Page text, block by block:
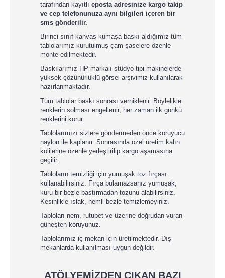
tarafından kayıtlı eposta adresinize kargo takip
ve cep telefonunuza aynı bilgileri içeren bir
sms gönderilir.
Birinci sınıf kanvas kumaşa baskı aldığımız tüm
tablolarımız kurutulmuş çam şaselere özenle
monte edilmektedir.
Baskılarımız HP markalı stüdyo tipi makinelerde
yüksek çözünürlüklü görsel arşivimiz kullanılarak
hazırlanmaktadır.
Tüm tablolar baskı sonrası verniklenir. Böylelikle
renklerin solması engellenir, her zaman ilk günkü
renklerini korur.
Tablolarımızı sizlere göndermeden önce koruyucu
naylon ile kaplanır. Sonrasında özel üretim kalın
kolilerine özenle yerleştirilip kargo aşamasına
geçilir.
Tabloların temizliği için yumuşak toz fırçası
kullanabilirsiniz. Fırça bulamazsanız yumuşak,
kuru bir bezle bastırmadan tozunu alabilirsiniz.
Kesinlikle ıslak, nemli bezle temizlemeyiniz.
Tabloları nem, rutubet ve üzerine doğrudan vuran
güneşten koruyunuz.
Tablolarımız iç mekan için üretilmektedir. Dış
mekanlarda kullanılması uygun değildir.
ATÖLYEMİZDEN ÇIKAN BAZI